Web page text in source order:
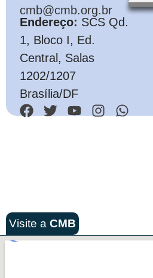
cmb@cmb.org.br
Endereço: SCS Qd.
1, Bloco I, Ed.
Central, Salas
1202/1207
Brasília/DF
Visite a CMB